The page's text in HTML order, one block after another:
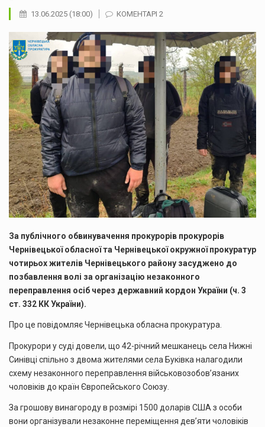
13.06.2025 (18:00) КОМЕНТАРІ 2
За публічного обвинувачення прокурорів прокурорів
Чернівецької обласної та Чернівецької окружної прокуратур
чотирьох жителів Чернівецького району засуджено до
позбавлення волі за організацію незаконного
переправлення осіб через державний кордон України (ч. 3
ст. 332 КК України).
Про це повідомляє Чернівецька обласна прокуратура.
Прокурори у суді довели, що 42-річний мешканець села Нижні
Синівці спільно з двома жителями села Буківка налагодили
схему незаконного переправлення військовозобов’язаних
чоловіків до країн Європейського Союзу.
За грошову винагороду в розмірі 1500 доларів США з особи
вони організували незаконне переміщення дев’яти чоловіків